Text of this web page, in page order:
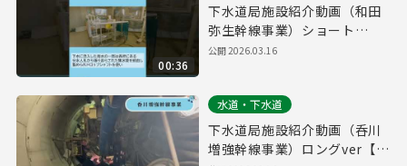
00:36
下水道局施設紹介動画（和田
弥生幹線事業）ショート
ver【東京都下水道局】
公開2026.03.16
水道・下水道
下水道局施設紹介動画（呑川
増強幹線事業）ロングver【東